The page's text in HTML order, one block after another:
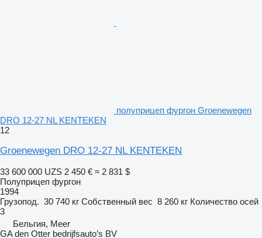
полуприцеп фургон Groenewegen
DRO 12-27 NL KENTEKEN
12
Groenewegen DRO 12-27 NL KENTEKEN
33 600 000 UZS 2 450 € ≈ 2 831 $
Полуприцеп фургон
1994
Грузопод. 30 740 кг Собственный вес 8 260 кг Количество осей
3
Бельгия, Meer
GA den Otter bedrijfsauto’s BV